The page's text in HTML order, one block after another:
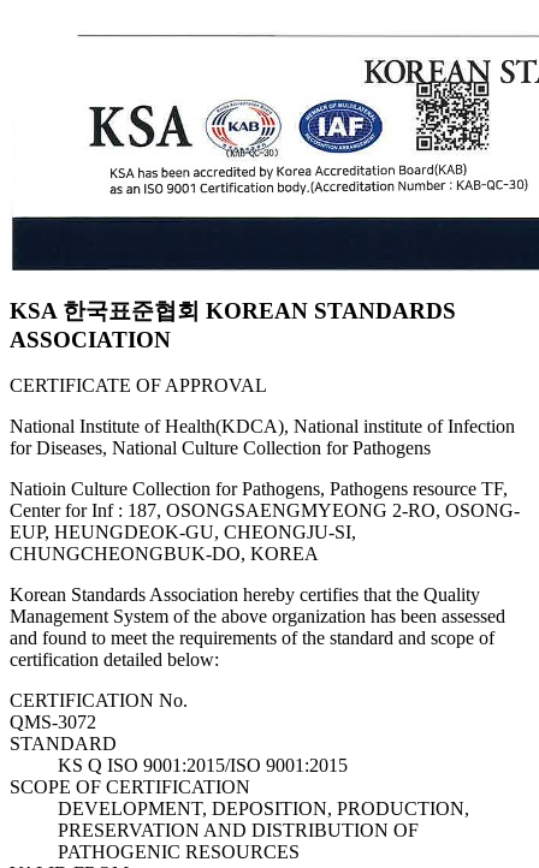
KSA 한국표준협회 KOREAN STANDARDS
ASSOCIATION
CERTIFICATE OF APPROVAL
National Institute of Health(KDCA), National institute of Infection
for Diseases, National Culture Collection for Pathogens
Natioin Culture Collection for Pathogens, Pathogens resource TF,
Center for Inf : 187, OSONGSAENGMYEONG 2-RO, OSONG-
EUP, HEUNGDEOK-GU, CHEONGJU-SI,
CHUNGCHEONGBUK-DO, KOREA
Korean Standards Association hereby certifies that the Quality
Management System of the above organization has been assessed
and found to meet the requirements of the standard and scope of
certification detailed below:
CERTIFICATION No.
QMS-3072
STANDARD
KS Q ISO 9001:2015/ISO 9001:2015
SCOPE OF CERTIFICATION
DEVELOPMENT, DEPOSITION, PRODUCTION,
PRESERVATION AND DISTRIBUTION OF
PATHOGENIC RESOURCES